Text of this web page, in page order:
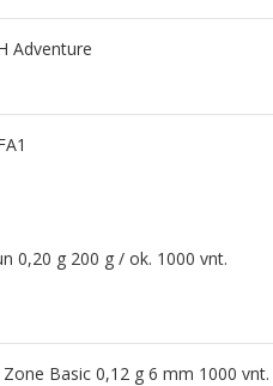
Adventure
0,20 g 200 g / ok. 1000 vnt.
Basic 0,12 g 6 mm 1000 vnt.